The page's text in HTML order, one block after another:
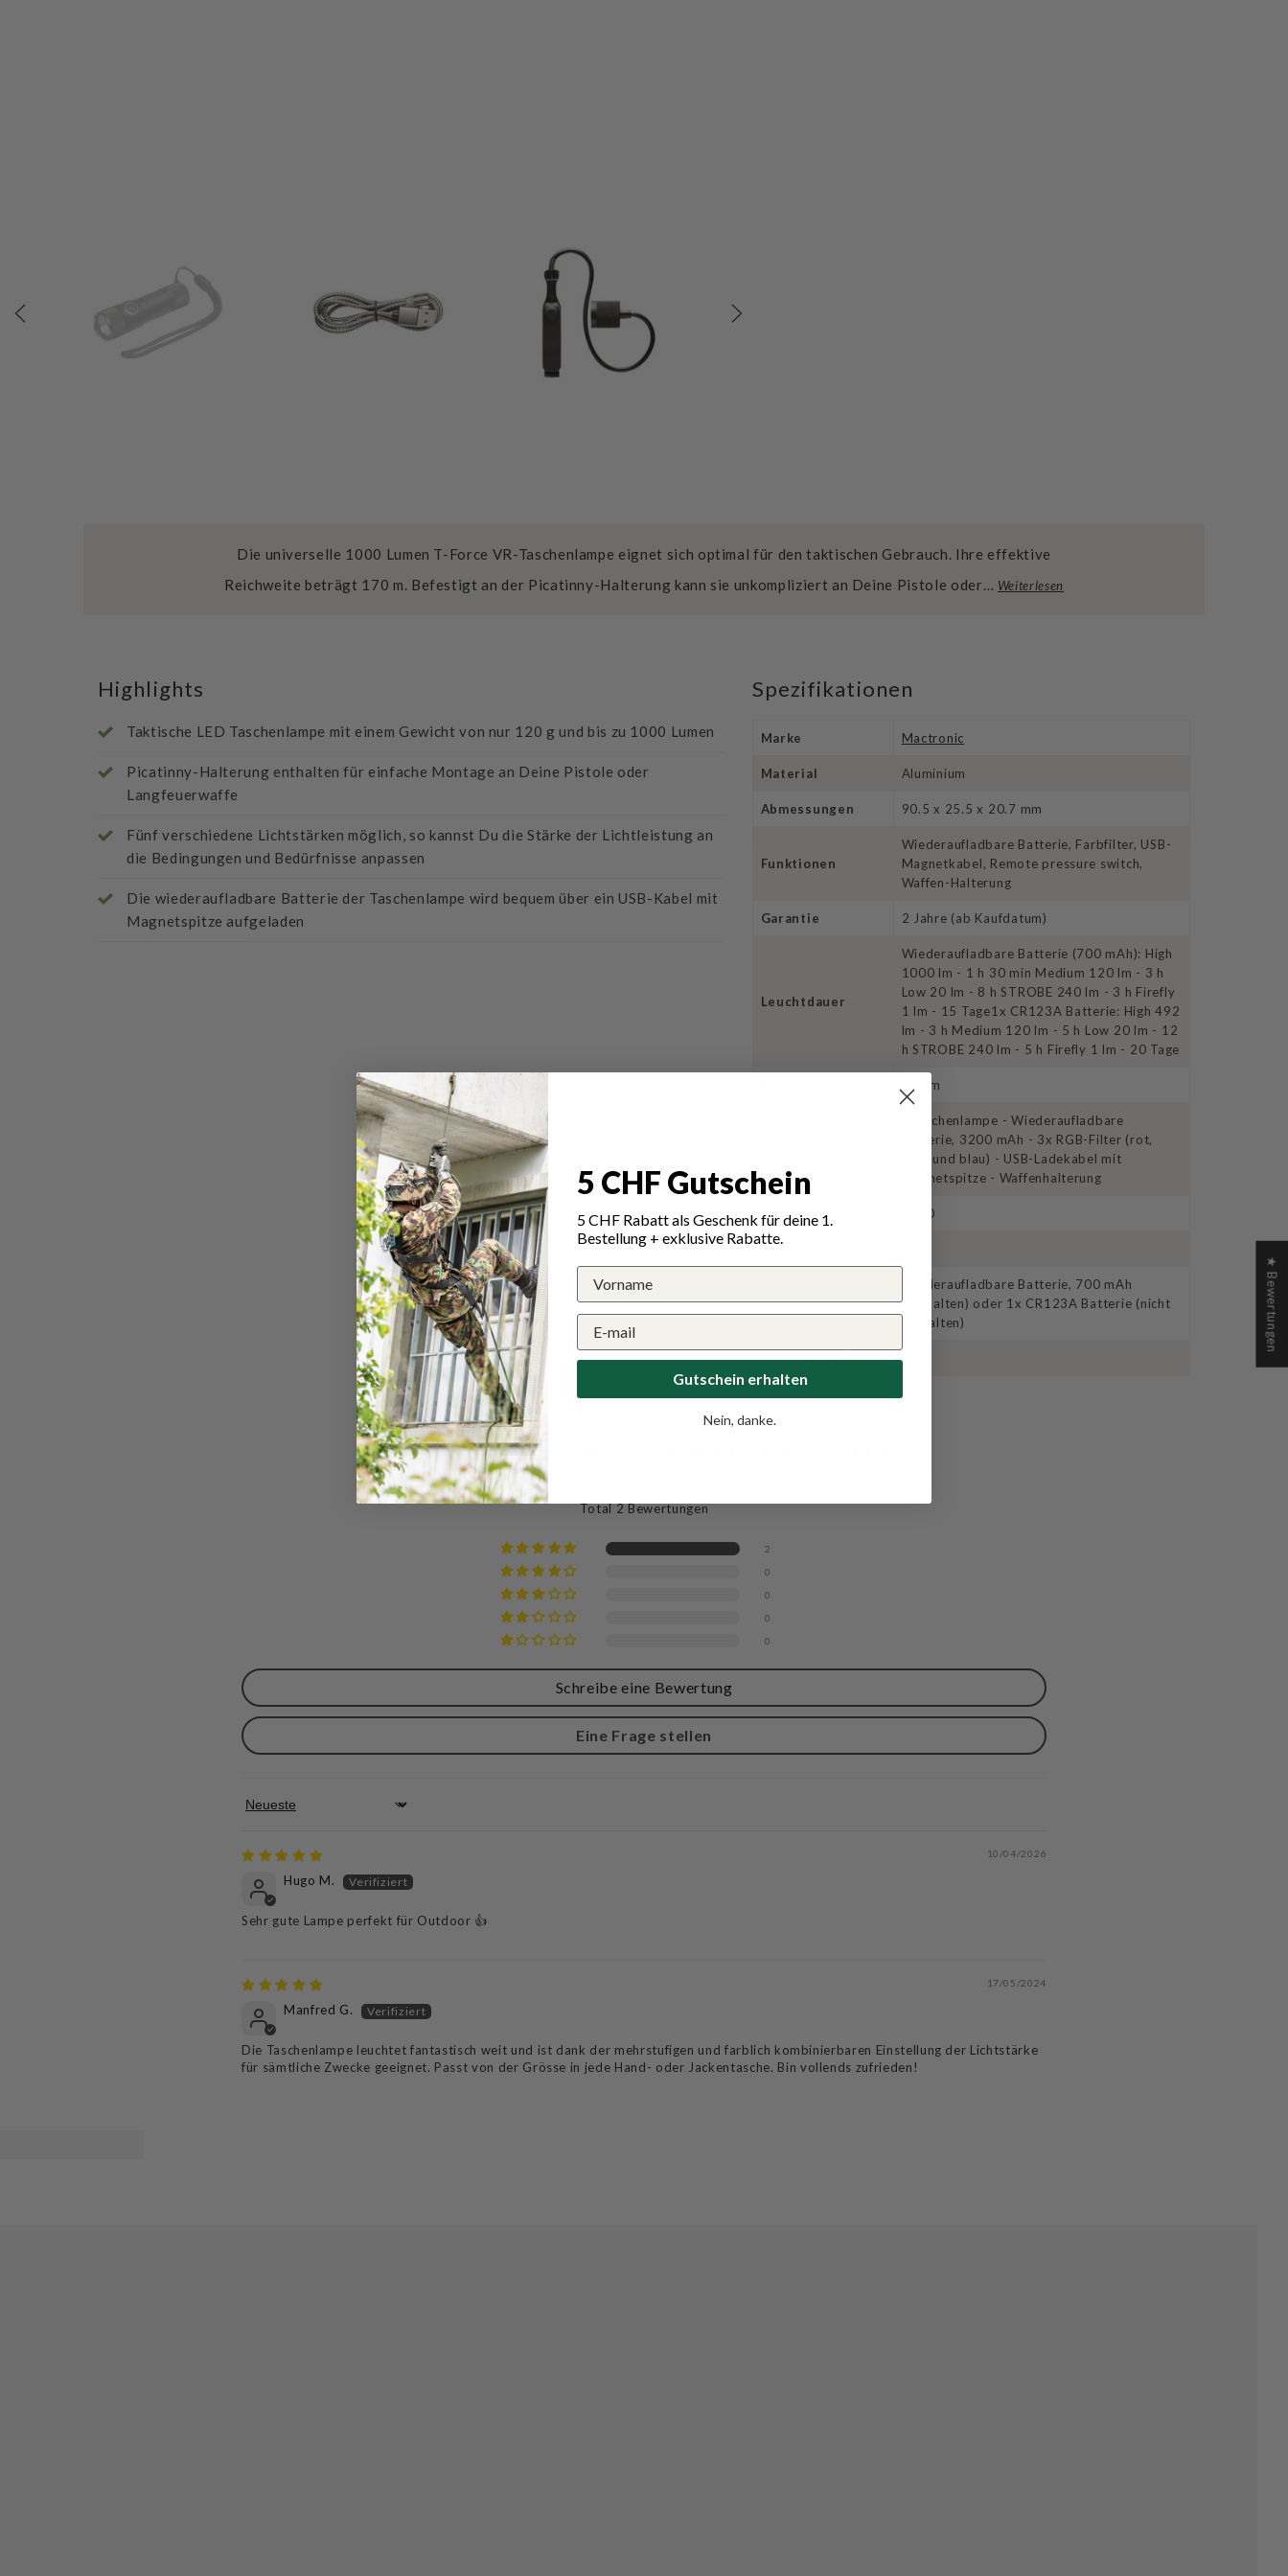
Die universelle 1000 Lumen T-Force VR-Taschenlampe eignet sich optimal für den taktischen Gebrauch. Ihre effektive
Reichweite beträgt 170 m. Befestigt an der Picatinny-Halterung kann sie unkompliziert an Deine Pistole oder… Weiterlesen
Highlights
Taktische LED Taschenlampe mit einem Gewicht von nur 120 g und bis zu 1000 Lumen
Picatinny-Halterung enthalten für einfache Montage an Deine Pistole oder
Langfeuerwaffe
Fünf verschiedene Lichtstärken möglich, so kannst Du die Stärke der Lichtleistung an
die Bedingungen und Bedürfnisse anpassen
Die wiederaufladbare Batterie der Taschenlampe wird bequem über ein USB-Kabel mit
Magnetspitze aufgeladen
Spezifikationen
Marke Mactronic
Material Aluminium
Abmessungen 90.5 x 25.5 x 20.7 mm
Funktionen
Wiederaufladbare Batterie, Farbfilter, USB-
Magnetkabel, Remote pressure switch,
Waffen-Halterung
Garantie 2 Jahre (ab Kaufdatum)
Leuchtdauer
Wiederaufladbare Batterie (700 mAh): High
1000 lm - 1 h 30 min Medium 120 lm - 3 h
Low 20 lm - 8 h STROBE 240 lm - 3 h Firefly
1 lm - 15 Tage1x CR123A Batterie: High 492
lm - 3 h Medium 120 lm - 5 h Low 20 lm - 12
h STROBE 240 lm - 5 h Firefly 1 lm - 20 Tage
170 m
- Taschenlampe - Wiederaufladbare
Batterie, 3200 mAh - 3x RGB-Filter (rot,
grün und blau) - USB-Ladekabel mit
Magnetspitze - Waffenhalterung
Lumen 1000
Stossfestigkeit
Stromquelle
Wiederaufladbare Batterie, 700 mAh
(enthalten) oder 1x CR123A Batterie (nicht
enthalten)
Wasserfestigkeit IPX8
Bewertungen für Mactronic T-FORCE VR Taschenlampe
Total 2 Bewertungen
2
0
0
0
0
Schreibe eine Bewertung
Eine Frage stellen
Sort by
10/04/2026
Hugo M.
Sehr gute Lampe perfekt für Outdoor 👍
17/05/2024
Manfred G.
Die Taschenlampe leuchtet fantastisch weit und ist dank der mehrstufigen und farblich kombinierbaren Einstellung der Lichtstärke
für sämtliche Zwecke geeignet. Passt von der Grösse in jede Hand- oder Jackentasche. Bin vollends zufrieden!
★ Bewertungen
5 CHF Gutschein
5 CHF Rabatt als Geschenk für deine 1.
Bestellung + exklusive Rabatte.
Gutschein erhalten
Nein, danke.